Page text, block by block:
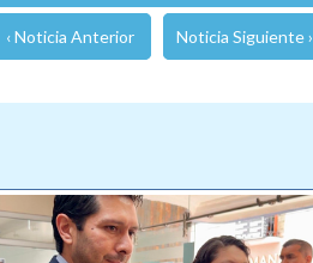
‹ Noticia Anterior Noticia Siguiente ›